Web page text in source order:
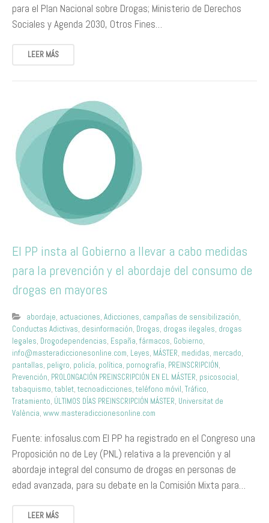
para el Plan Nacional sobre Drogas; Ministerio de Derechos
Sociales y Agenda 2030, Otros Fines…
LEER MÁS
El PP insta al Gobierno a llevar a cabo medidas
para la prevención y el abordaje del consumo de
drogas en mayores
abordaje, actuaciones, Adicciones, campañas de sensibilización,
Conductas Adictivas, desinformación, Drogas, drogas ilegales, drogas
legales, Drogodependencias, España, fármacos, Gobierno,
info@masteradiccionesonline.com, Leyes, MÁSTER, medidas, mercado,
pantallas, peligro, policía, política, pornografía, PREINSCRIPCIÓN,
Prevención, PROLONGACIÓN PREINSCRIPCIÓN EN EL MÁSTER, psicosocial,
tabaquismo, tablet, tecnoadicciones, teléfono móvil, Tráfico,
Tratamiento, ÚLTIMOS DÍAS PREINSCRIPCIÓN MÁSTER, Universitat de
València, www.masteradiccionesonline.com
Fuente: infosalus.com El PP ha registrado en el Congreso una
Proposición no de Ley (PNL) relativa a la prevención y al
abordaje integral del consumo de drogas en personas de
edad avanzada, para su debate en la Comisión Mixta para…
LEER MÁS